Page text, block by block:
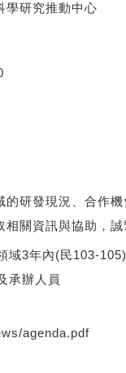
學研究推動中心
研發現況、合作
關資訊與協助，
域3年內(民103-
承辦人員
agenda.pdf